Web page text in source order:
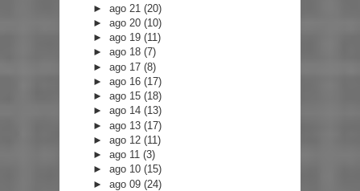
►ago 21(20)
►ago 20(10)
►ago 19(11)
►ago 18(7)
►ago 17(8)
►ago 16(17)
►ago 15(18)
►ago 14(13)
►ago 13(17)
►ago 12(11)
►ago 11(3)
►ago 10(15)
►ago 09(24)